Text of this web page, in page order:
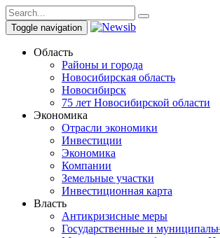
Toggle navigation
Область
Районы и города
Новосибирская область
Новосибирск
75 лет Новосибирской области
Экономика
Отрасли экономики
Инвестиции
Экономика
Компании
Земельные участки
Инвестиционная карта
Власть
Антикризисные меры
Государственные и